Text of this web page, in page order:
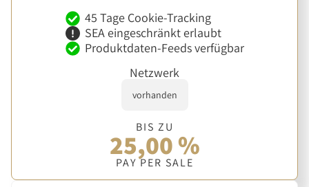
45 Tage Cookie-Tracking
SEA eingeschränkt erlaubt
Produktdaten-Feeds verfügbar
Netzwerk
vorhanden
BIS ZU
25,00 %
PAY PER SALE